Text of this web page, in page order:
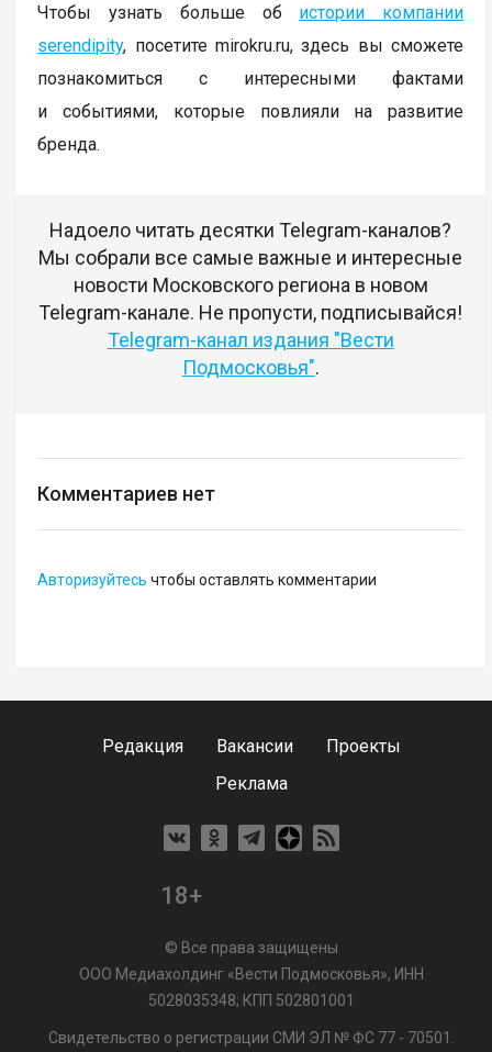
Чтобы узнать больше об истории компании
serendipity, посетите mirokru.ru, здесь вы сможете
познакомиться с интересными фактами
и событиями, которые повлияли на развитие
бренда.
Надоело читать десятки Telegram-каналов?
Мы собрали все самые важные и интересные
новости Московского региона в новом
Telegram-канале. Не пропусти, подписывайся!
Telegram-канал издания "Вести
Подмосковья".
Комментариев нет
Авторизуйтесь чтобы оставлять комментарии
Редакция Вакансии
Проекты
Реклама
18+
© Все права защищены
ООО Медиахолдинг «Вести Подмосковья», ИНН
5028035348; КПП 502801001
Свидетельство о регистрации СМИ ЭЛ № ФС 77 - 70501.